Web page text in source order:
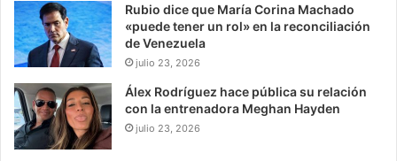
Rubio dice que María Corina Machado
«puede tener un rol» en la reconciliación
de Venezuela
julio 23, 2026
Álex Rodríguez hace pública su relación
con la entrenadora Meghan Hayden
julio 23, 2026